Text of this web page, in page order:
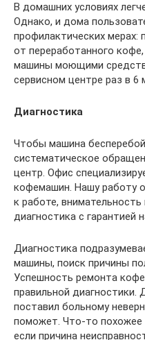
В домашних условиях
Однако, и дома
профилактических
от переработанного
машины моющими
сервисном центре раз в 6
Диагностика
Чтобы машина
систематическое
центр. Офис
кофемашин. Нашу работу
к работе,
диагностика с гарантией
Диагностика
машины, поиск причины
Успешность ремонта
правильной диагностики.
поставил больному
поможет. Что-то похожее
если причина